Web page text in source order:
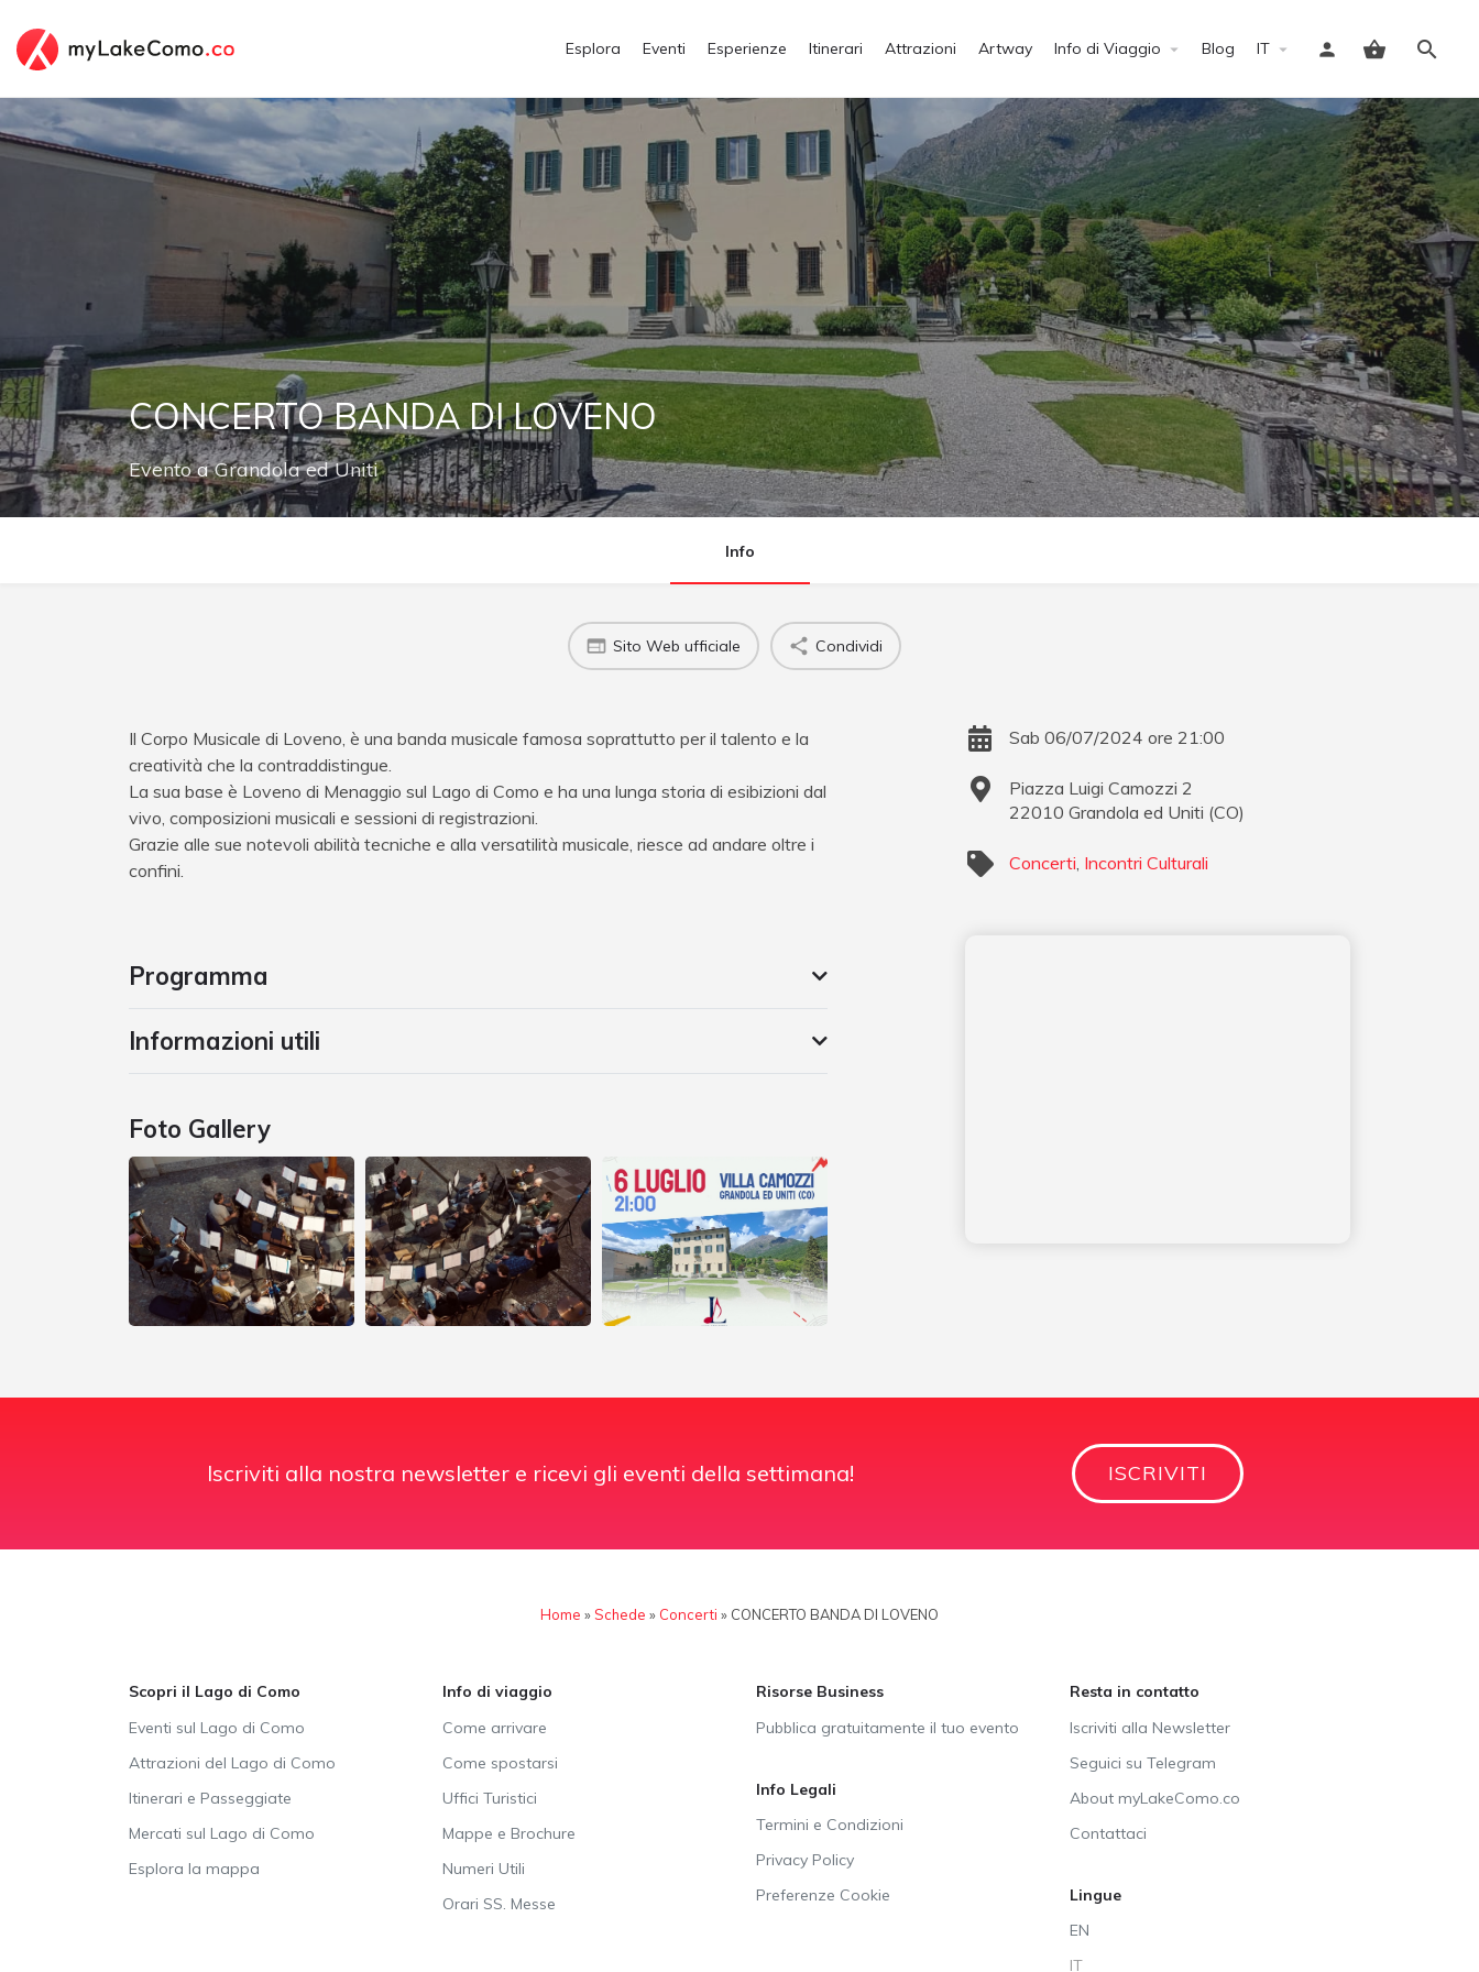
Esplora Eventi Esperienze Itinerari Attrazioni Artway Info di Viaggio Blog IT
Accedi
CONCERTO BANDA DI LOVENO
EventoaGrandola ed Uniti
Info
Sito Web ufficiale Condividi
Il Corpo Musicale di Loveno, è una banda musicale famosa soprattutto per il talento e la
creatività che la contraddistingue.
La sua base è Loveno di Menaggio sul Lago di Como e ha una lunga storia di esibizioni dal
vivo, composizioni musicali e sessioni di registrazioni.
Grazie alle sue notevoli abilità tecniche e alla versatilità musicale, riesce ad andare oltre i
confini.
Programma
Informazioni utili
Foto Gallery
Sab 06/07/2024 ore 21:00
Piazza Luigi Camozzi 2
22010 Grandola ed Uniti (CO)
Concerti, Incontri Culturali
Iscriviti alla nostra newsletter e ricevi gli eventi della settimana! ISCRIVITI
Home »Schede » Concerti » CONCERTO BANDA DI LOVENO
Scopri il Lago di Como
Eventi sul Lago di Como
Attrazioni del Lago di Como
Itinerari e Passeggiate
Mercati sul Lago di Como
Esplora la mappa
Info di viaggio
Come arrivare
Come spostarsi
Uffici Turistici
Mappe e Brochure
Numeri Utili
Orari SS. Messe
Risorse Business
Pubblica gratuitamente il tuo evento
Info Legali
Termini e Condizioni
Privacy Policy
Preferenze Cookie
Resta in contatto
Iscriviti alla Newsletter
Seguici su Telegram
About myLakeComo.co
Contattaci
Lingue
EN
IT